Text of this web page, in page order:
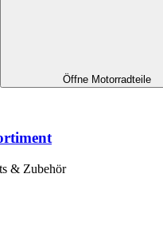
Öffne Motorradteile
& Zubehör